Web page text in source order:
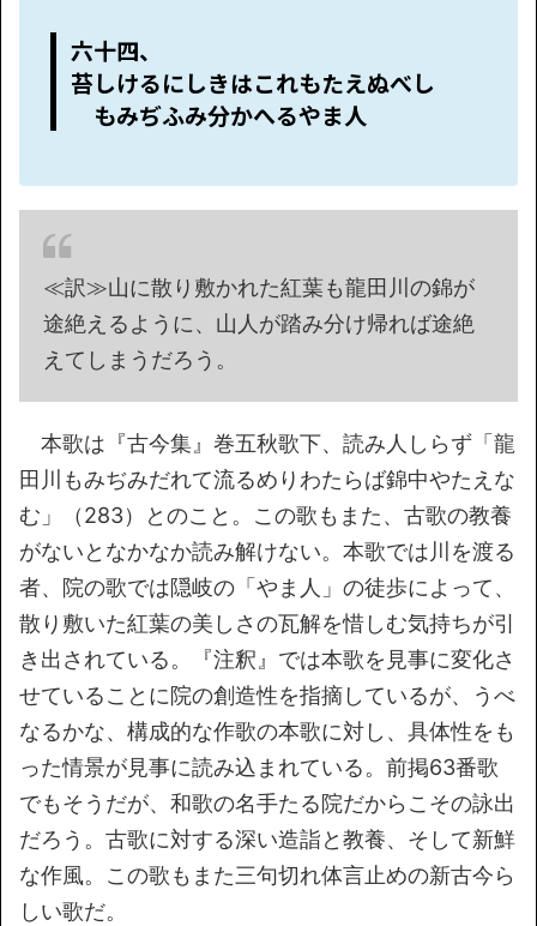
六十四、
苔しけるにしきはこれもたえぬべし
もみぢふみ分かへるやま人
≪訳≫山に散り敷かれた紅葉も龍田川の錦が
途絶えるように、山人が踏み分け帰れば途絶
えてしまうだろう。
本歌は『古今集』巻五秋歌下、読み人しらず「龍
田川もみぢみだれて流るめりわたらば錦中やたえな
む」（283）とのこと。この歌もまた、古歌の教養
がないとなかなか読み解けない。本歌では川を渡る
者、院の歌では隠岐の「やま人」の徒歩によって、
散り敷いた紅葉の美しさの瓦解を惜しむ気持ちが引
き出されている。『注釈』では本歌を見事に変化さ
せていることに院の創造性を指摘しているが、うべ
なるかな、構成的な作歌の本歌に対し、具体性をも
った情景が見事に読み込まれている。前掲63番歌
でもそうだが、和歌の名手たる院だからこその詠出
だろう。古歌に対する深い造詣と教養、そして新鮮
な作風。この歌もまた三句切れ体言止めの新古今ら
しい歌だ。